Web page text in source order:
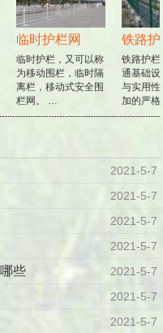
临时护栏网
临时护栏，又可以称
为移动围栏，临时隔
离栏，移动式安全围
栏网。 …
铁路护
铁路护栏
通基础设
与实用性
加的严格
2021-5-7
2021-5-7
2021-5-7
2021-5-7
些 2021-5-7
2021-5-7
2021-5-7